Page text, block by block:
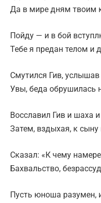
Да в мире дням твоим
Пойду — и в бой
Тебе я предан телом и
Смутился Гив,
Увы, беда обрушилась
Восславил Гив и шаха и
Затем, вздыхая, к
Сказал: «К чему
Бахвальство,
Пусть юноша разумен,